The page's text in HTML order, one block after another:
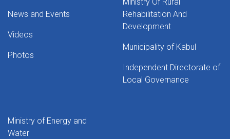
News and Events
Videos
Photos
Ministry Of Rural
Rehabilitation And
Development
Municipality of Kabul
Independent Directorate of
Local Governance
Ministry of Energy and
Water